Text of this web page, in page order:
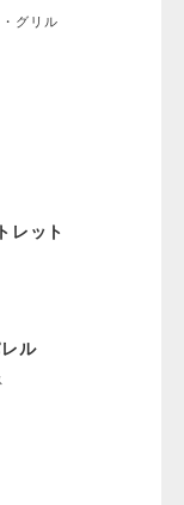
グリル
レット
ル